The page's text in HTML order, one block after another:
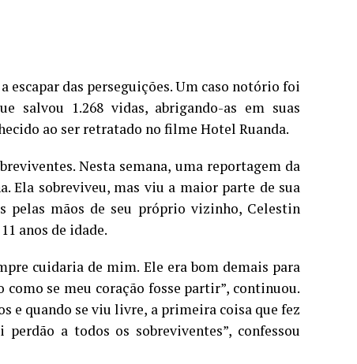
das perseguições. Um caso notório foi
1.268 vidas, abrigando-as em suas
ao ser retratado no filme Hotel Ruanda.
Nesta semana, uma reportagem da
Ela sobreviveu, mas viu a maior parte de sua
pelas mãos de seu próprio vizinho, Celestin
anos de idade.
cuidaria de mim. Ele era bom demais para
se meu coração fosse partir”, continuou.
e quando se viu livre, a primeira coisa que fez
a todos os sobreviventes”, confessou